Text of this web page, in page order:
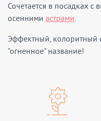
Сочетается в посадках с
осенними астрами.
Эффектный, колоритный
"огненное" название!